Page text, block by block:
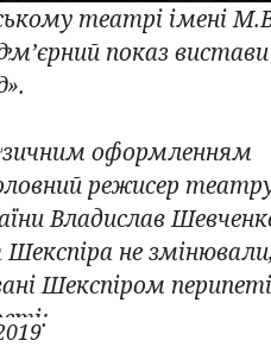
театрі імені
показ вистави
оформленням
режисер
Владислав
не
Шекспіром